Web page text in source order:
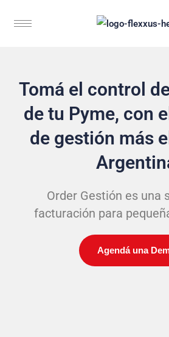
Tomá el control
de tu Pyme, con
de gestión más
Order Gestión es una
facturación para
Agendá una